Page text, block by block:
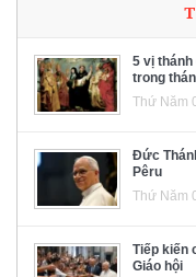
5 vị thánh
trong
Thứ Năm
Đức
Pêru
Thứ Năm
Tiếp kiến
Giáo hội